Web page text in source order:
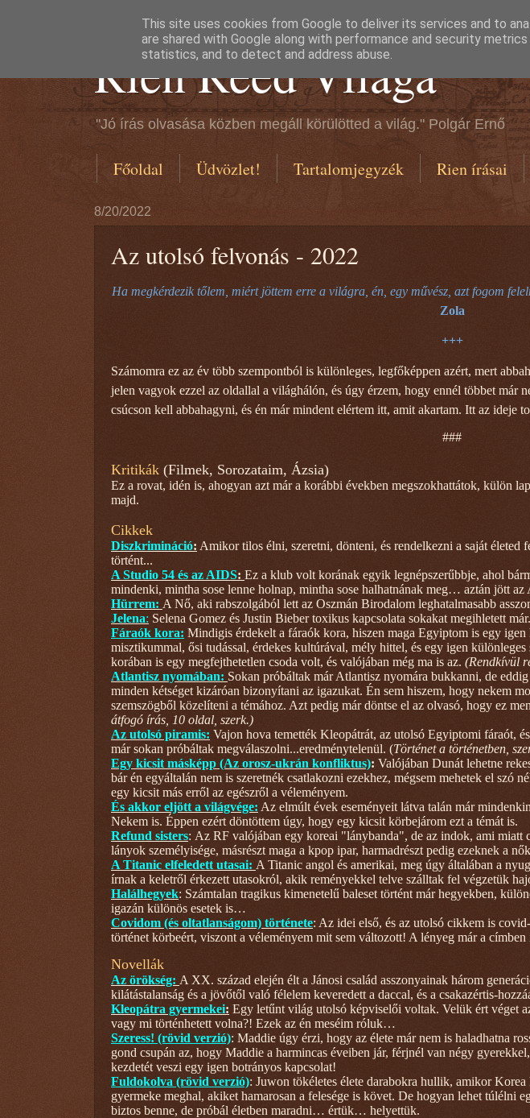
Rien Reed Világa
"Jó írás olvasása közben megáll körülötted a világ." Polgár Ernő
Főoldal Üdvözlet! Tartalomjegyzék Rien írásai
8/20/2022
Az utolsó felvonás - 2022
Ha megkérdezik tőlem, miért jöttem erre a világra, én, egy művész, azt fogom
Zola
+++
Számomra ez az év több szempontból is különleges, legfőképpen azért, mert
jelen vagyok ezzel az oldallal a világhálón, és úgy érzem, hogy ennél többet már
csúcson kell abbahagyni, és én már mindent elértem itt, amit akartam. Itt az ideje
###
Kritikák (Filmek, Sorozataim, Ázsia)
Ez a rovat, idén is, ahogyan azt már a korábbi években megszokhattátok, külön
majd.
Cikkek
Diszkrimináció: Amikor tilos élni, szeretni, dönteni, és rendelkezni a saját életed
történt...
A Studio 54 és az AIDS: Ez a klub volt korának egyik legnépszerűbbje, ahol
mindenki, mintha sose lenne holnap, mintha sose halhatnának meg… aztán jött az
Hürrem: A Nő, aki rabszolgából lett az Oszmán Birodalom leghatalmasabb
Jelena: Selena Gomez és Justin Bieber toxikus kapcsolata sokakat megihletett
Fáraók kora: Mindigis érdekelt a fáraók kora, hiszen maga Egyiptom is egy
misztikummal, ősi tudással, érdekes kultúrával, mély hittel, és egy igen
korában is egy megfejthetetlen csoda volt, és valójában még ma is az. (Rendkívül
Atlantisz nyomában: Sokan próbáltak már Atlantisz nyomára bukkanni, de
minden kétséget kizáróan bizonyítani az igazukat. Én sem hiszem, hogy nekem
szemszögből közelíteni a témához. Azt pedig már döntse el az olvasó, hogy ez
átfogó írás, 10 oldal, szerk.)
Az utolsó piramis: Vajon hova temették Kleopátrát, az utolsó Egyiptomi fáraót,
már sokan próbáltak megválaszolni...eredménytelenül. (Történet a történetben,
Egy kicsit másképp (Az orosz-ukrán konfliktus): Valójában Dunát lehetne
bár én egyáltalán nem is szeretnék csatlakozni ezekhez, mégsem mehetek el szó
egy kicsit más erről az egészről a véleményem.
És akkor eljött a világvége: Az elmúlt évek eseményeit látva talán már
Nekem is. Éppen ezért döntöttem úgy, hogy egy kicsit körbejárom ezt a témát is.
Refund sisters: Az RF valójában egy koreai "lánybanda", de az indok, ami miatt
lányok személyisége, másrészt maga a kpop ipar, harmadrészt pedig ezeknek a
A Titanic elfeledett utasai: A Titanic angol és amerikai, meg úgy általában a
írnak a keletről érkezett utasokról, akik reményekkel telve szálltak fel végzetük
Halálhegyek: Számtalan tragikus kimenetelű baleset történt már hegyekben,
igazán különös esetek is…
Covidom (és oltatlanságom) története: Az idei első, és az utolsó cikkem is
történet körbeért, viszont a véleményem mit sem változott! A lényeg már a
Novellák
Az örökség: A XX. század elején élt a Jánosi család asszonyainak három
kilátástalanság és a jövőtől való félelem keveredett a daccal, és a csakazértis-
Kleopátra gyermekei: Egy letűnt világ utolsó képviselői voltak. Velük ért véget
vagy mi történhetett volna?! Ezek az én meséim róluk…
Szeress! (rövid verzió): Maddie úgy érzi, hogy az élete már nem is haladhatna
gond csupán az, hogy Maddie a harmincas éveiben jár, férjnél van négy
kezdetét veszi egy igen botrányos kapcsolat!
Fuldokolva (rövid verzió): Juwon tökéletes élete darabokra hullik, amikor
gyermeke meghal, akiket hamarosan a felesége is követ. De hogyan lehet túlélni
biztos benne, de próbál életben maradni… értük… helyettük.
This site uses cookies from Google to deliver its services and to
are shared with Google along with performance and security
statistics, and to detect and address abuse.